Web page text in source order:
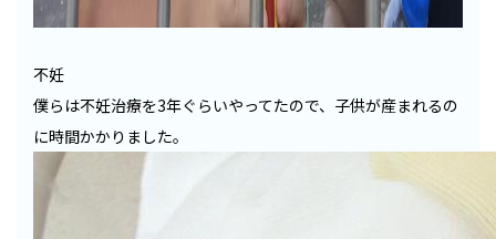
不妊
僕らは不妊治療を3年ぐらいやってたので、子供が産まれるの
に時間かかりました。